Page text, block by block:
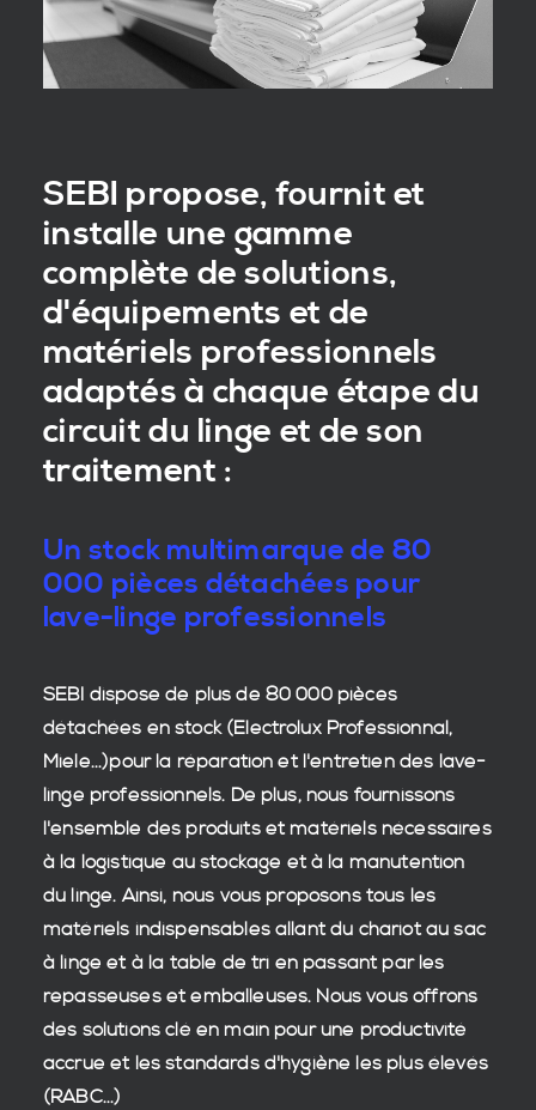
SEBI propose, fournit et
installe une gamme
complète de solutions,
d'équipements et de
matériels professionnels
adaptés à chaque étape du
circuit du linge et de son
traitement :
Un stock multimarque de 80
000 pièces détachées pour
lave-linge professionnels
SEBI dispose de plus de 80 000pièces
détachées en stock(Electrolux Professionnal,
Miele...)pour la réparation et l'entretien des lave-
linge professionnels. De plus, nous fournissons
l'ensemble des produits et matériels nécessaires
à la logistique au stockage et à la manutention
du linge. Ainsi, nous vous proposons tous les
matériels indispensables allant du chariot au sac
à linge et à la table de tri en passant par les
repasseuses et emballeuses. Nous vous offrons
des solutions clé en main pour une productivité
accrue et lesstandards d'hygiène les plus élevés
(RABC...)